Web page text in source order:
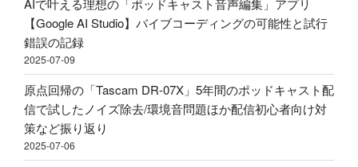
い
に
す
べ
き？
外
部
か
ら
収
録
&
ポ
ッ
ド
キ
ャ
ス
ル！？
配
信・
ポ
ッ
ド
キ
ャ
ス
AIで叶える理想の「ポッドキャスト音声編集」アプリ
【Google AI Studio】バイブコーディングの可能性と試行
錯誤の記録
2025-07-09
原点回帰の「Tascam DR-07X」5年間のポッドキャスト配
信で試したノイズ除去/環境音問題ほか配信初心者向け対
策など振り返り
2025-07-06